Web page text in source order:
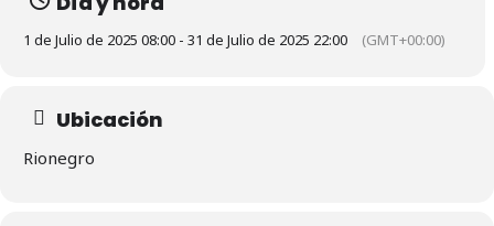
1 de Julio de 2025 08:00 - 31 de Julio de 2025 22:00 (GMT+00:00)
Ubicación
Rionegro